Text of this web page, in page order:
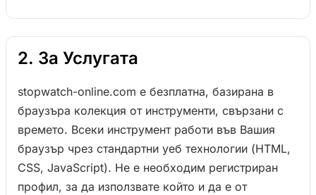
2. За Услугата
stopwatch-online.com е безплатна, базирана в
браузъра колекция от инструменти, свързани с
времето. Всеки инструмент работи във Вашия
браузър чрез стандартни уеб технологии (HTML,
CSS, JavaScript). Не е необходим регистриран
профил, за да използвате който и да е от